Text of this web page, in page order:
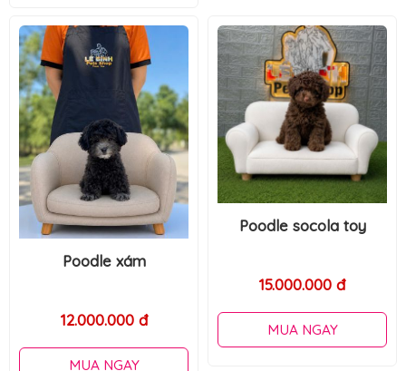
Poodle socola toy
MUA NGAY
Poodle tiny
7.000.000 đ